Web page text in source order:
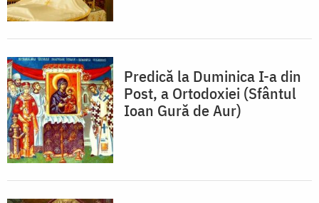
Predică la Duminica I-a din
Post, a Ortodoxiei (Sfântul
Ioan Gură de Aur)